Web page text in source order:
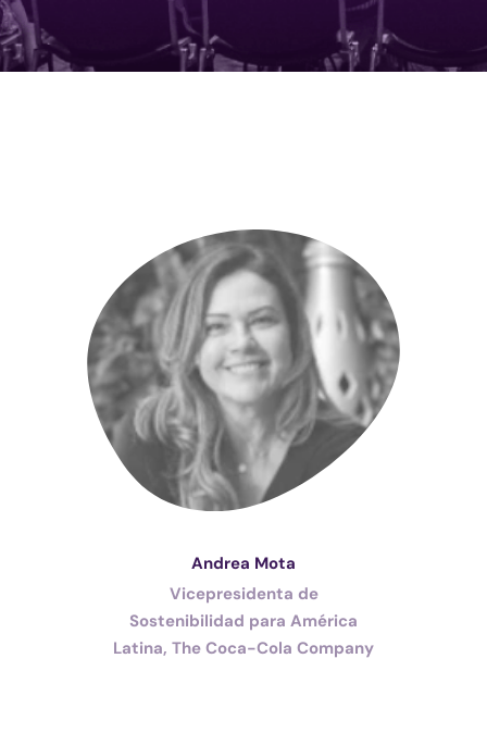
Andrea Mota
Vicepresidenta de
Sostenibilidad para América
Latina, The Coca-Cola Company